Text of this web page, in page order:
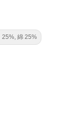
25%, 綿 25%